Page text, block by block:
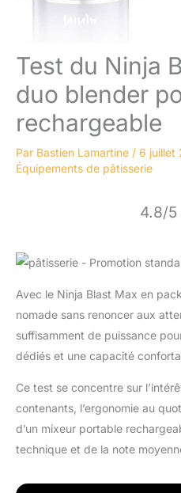
Test du Ninja
duo blender
rechargeable
Par Bastien Lamartine / 6 juillet
Équipements de pâtisserie
4.8/5
Avec le Ninja Blast Max en
nomade sans renoncer aux
suffisamment de puissance
dédiés et une capacité
Ce test se concentre sur
contenants, l’ergonomie au
d’un mixeur portable
technique et de la note